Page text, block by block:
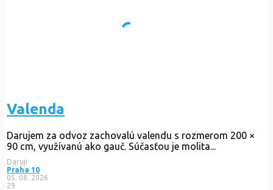
Valenda
Darujem za odvoz zachovalú valendu s rozmerom 200 ×
90 cm, využívanú ako gauč. Súčasťou je molita...
Daruji
Praha 10
05. 08. 2026
29